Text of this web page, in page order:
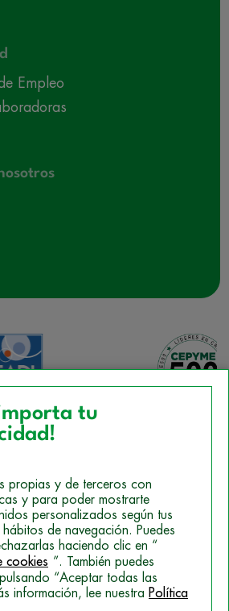
Empleo
tu
propias y de terceros con
y para poder mostrarte
personalizados según tus
de navegación. Puedes
haciendo clic en “
cookies ”. También puedes
“Aceptar todas las
información, lee nuestra Política